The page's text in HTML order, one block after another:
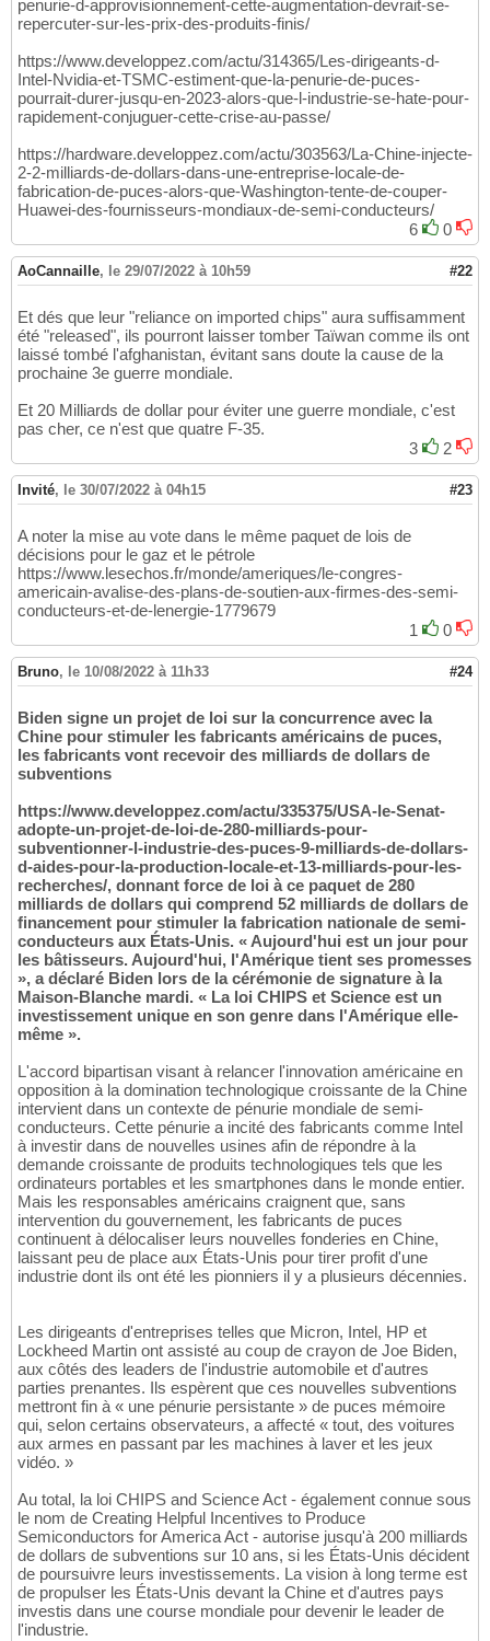
penurie-d-approvisionnement-cette-augmentation-devrait-se-
repercuter-sur-les-prix-des-produits-finis/
https://www.developpez.com/actu/314365/Les-dirigeants-d-
Intel-Nvidia-et-TSMC-estiment-que-la-penurie-de-puces-
pourrait-durer-jusqu-en-2023-alors-que-l-industrie-se-hate-pour-
rapidement-conjuguer-cette-crise-au-passe/
https://hardware.developpez.com/actu/303563/La-Chine-injecte-
2-2-milliards-de-dollars-dans-une-entreprise-locale-de-
fabrication-de-puces-alors-que-Washington-tente-de-couper-
Huawei-des-fournisseurs-mondiaux-de-semi-conducteurs/
6
0
AoCannaille, le 29/07/2022 à 10h59 #22
Et dés que leur "reliance on imported chips" aura suffisamment
été "released", ils pourront laisser tomber Taïwan comme ils ont
laissé tombé l'afghanistan, évitant sans doute la cause de la
prochaine 3e guerre mondiale.
Et 20 Milliards de dollar pour éviter une guerre mondiale, c'est
pas cher, ce n'est que quatre F-35.
3
2
Invité, le 30/07/2022 à 04h15 #23
A noter la mise au vote dans le même paquet de lois de
décisions pour le gaz et le pétrole
https://www.lesechos.fr/monde/ameriques/le-congres-
americain-avalise-des-plans-de-soutien-aux-firmes-des-semi-
conducteurs-et-de-lenergie-1779679
1
0
Bruno, le 10/08/2022 à 11h33 #24
Biden signe un projet de loi sur la concurrence avec la
Chine pour stimuler les fabricants américains de puces,
les fabricants vont recevoir des milliards de dollars de
subventions
https://www.developpez.com/actu/335375/USA-le-Senat-
adopte-un-projet-de-loi-de-280-milliards-pour-
subventionner-l-industrie-des-puces-9-milliards-de-dollars-
d-aides-pour-la-production-locale-et-13-milliards-pour-les-
recherches/, donnant force de loi à ce paquet de 280
milliards de dollars qui comprend 52 milliards de dollars de
financement pour stimuler la fabrication nationale de semi-
conducteurs aux États-Unis. « Aujourd'hui est un jour pour
les bâtisseurs. Aujourd'hui, l'Amérique tient ses promesses
», a déclaré Biden lors de la cérémonie de signature à la
Maison-Blanche mardi. « La loi CHIPS et Science est un
investissement unique en son genre dans l'Amérique elle-
même ».
L'accord bipartisan visant à relancer l'innovation américaine en
opposition à la domination technologique croissante de la Chine
intervient dans un contexte de pénurie mondiale de semi-
conducteurs. Cette pénurie a incité des fabricants comme Intel
à investir dans de nouvelles usines afin de répondre à la
demande croissante de produits technologiques tels que les
ordinateurs portables et les smartphones dans le monde entier.
Mais les responsables américains craignent que, sans
intervention du gouvernement, les fabricants de puces
continuent à délocaliser leurs nouvelles fonderies en Chine,
laissant peu de place aux États-Unis pour tirer profit d'une
industrie dont ils ont été les pionniers il y a plusieurs décennies.
Les dirigeants d'entreprises telles que Micron, Intel, HP et
Lockheed Martin ont assisté au coup de crayon de Joe Biden,
aux côtés des leaders de l'industrie automobile et d'autres
parties prenantes. Ils espèrent que ces nouvelles subventions
mettront fin à « une pénurie persistante » de puces mémoire
qui, selon certains observateurs, a affecté « tout, des voitures
aux armes en passant par les machines à laver et les jeux
vidéo. »
Au total, la loi CHIPS and Science Act - également connue sous
le nom de Creating Helpful Incentives to Produce
Semiconductors for America Act - autorise jusqu'à 200 milliards
de dollars de subventions sur 10 ans, si les États-Unis décident
de poursuivre leurs investissements. La vision à long terme est
de propulser les États-Unis devant la Chine et d'autres pays
investis dans une course mondiale pour devenir le leader de
l'industrie.